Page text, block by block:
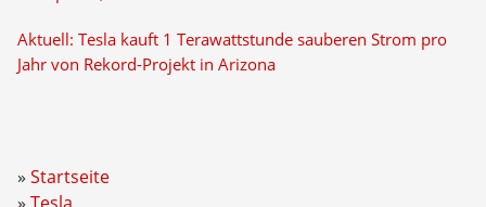
Aktuell: Tesla kauft 1 Terawattstunde sauberen Strom pro
Jahr von Rekord-Projekt in Arizona
Startseite